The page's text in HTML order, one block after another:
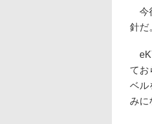
今
針だ
てお
ベル
みに